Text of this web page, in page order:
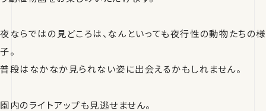
夜ならではの見どころは、なんといっても夜行性の動物たちの様
子。
普段はなかなか見られない姿に出会えるかもしれません。
園内のライトアップも見逃せません。